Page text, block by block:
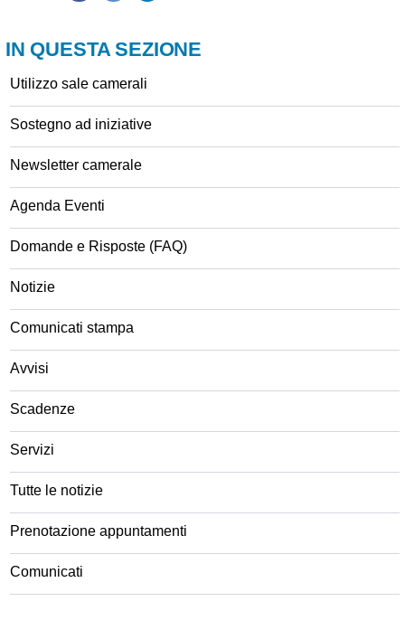
IN QUESTA SEZIONE
Utilizzo sale camerali
Sostegno ad iniziative
Newsletter camerale
Agenda Eventi
Domande e Risposte (FAQ)
Notizie
Comunicati stampa
Avvisi
Scadenze
Servizi
Tutte le notizie
Prenotazione appuntamenti
Comunicati